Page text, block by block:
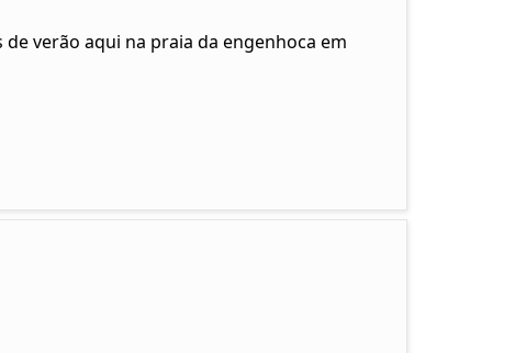
verão aqui na praia da engenhoca em